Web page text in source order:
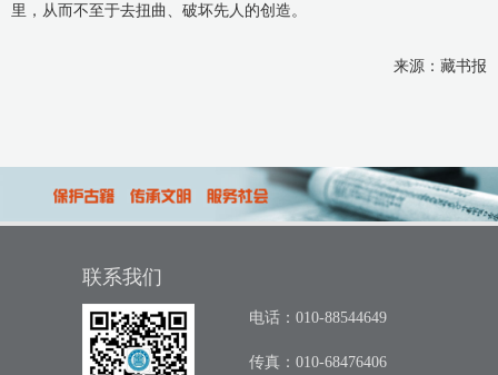
里，从而不至于去扭曲、破坏先人的创造。
来源：藏书报
联系我们
电话：010-88544649
传真：010-68476406